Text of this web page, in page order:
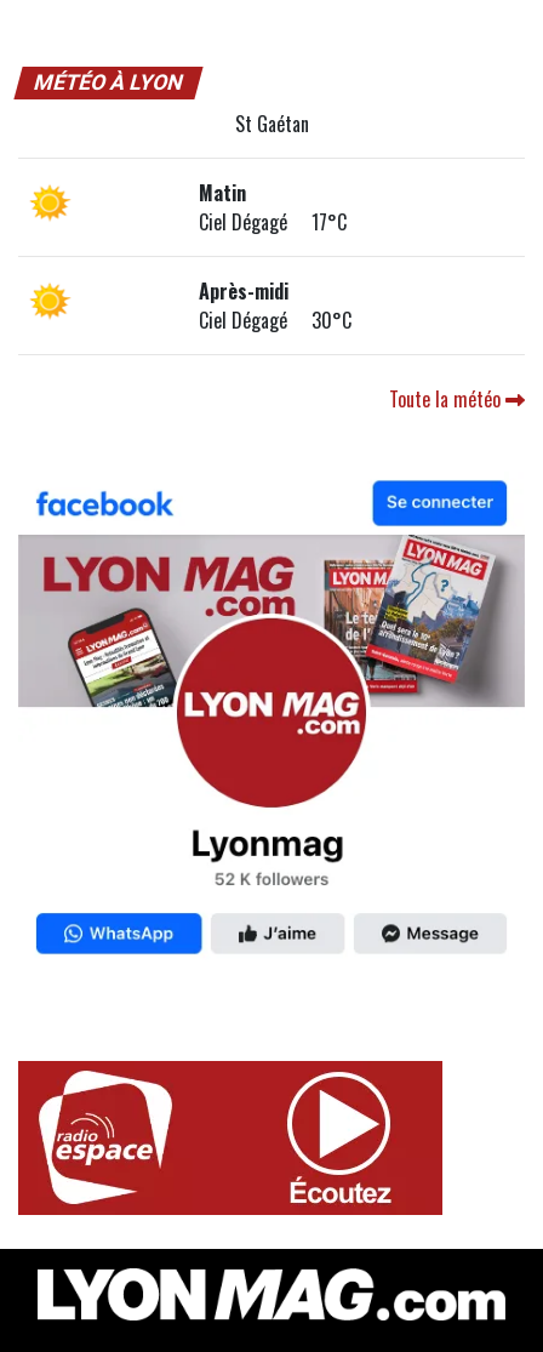
MÉTÉO À LYON
St Gaétan
Matin
Ciel Dégagé 17°C
Après-midi
Ciel Dégagé 30°C
Toute la météo